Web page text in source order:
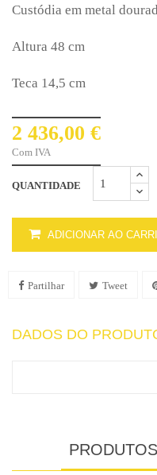
Custódia em metal
Altura 48 cm
Teca 14,5 cm
2 436,00 €
Com IVA
QUANTIDADE
ADICIONAR AO
Partilhar Tweet
DADOS DO